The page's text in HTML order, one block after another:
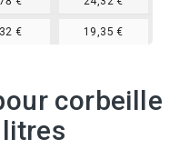
€ 19,35 €
corbeille